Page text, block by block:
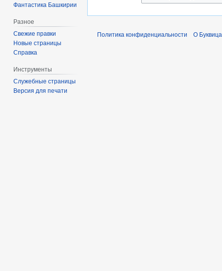
Фантастика Башкирии
Разное
Свежие правки
Новые страницы
Справка
Инструменты
Служебные страницы
Версия для печати
Политика конфиденциальности О Буквица